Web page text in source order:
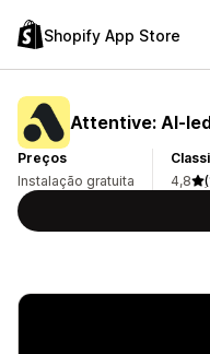
Shopify App Store
Attentive:
Preços
Instalação gratuita
4,8